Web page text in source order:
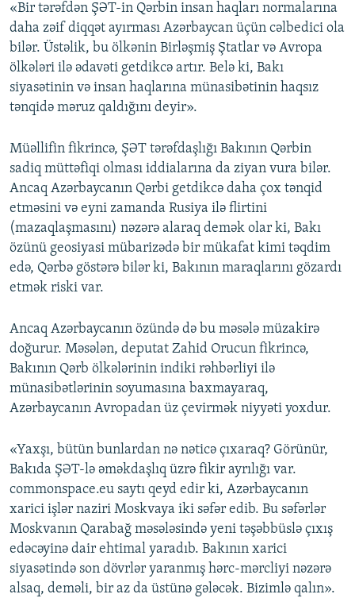
«Bir tərəfdən ŞƏT-in Qərbin insan haqları normalarına
daha zəif diqqət ayırması Azərbaycan üçün cəlbedici ola
bilər. Üstəlik, bu ölkənin Birləşmiş Ştatlar və Avropa
ölkələri ilə ədavəti getdikcə artır. Belə ki, Bakı
siyasətinin və insan haqlarına münasibətinin haqsız
tənqidə məruz qaldığını deyir».
Müəllifin fikrincə, ŞƏT tərəfdaşlığı Bakının Qərbin
sadiq müttəfiqi olması iddialarına da ziyan vura bilər.
Ancaq Azərbaycanın Qərbi getdikcə daha çox tənqid
etməsini və eyni zamanda Rusiya ilə flirtini
(mazaqlaşmasını) nəzərə alaraq demək olar ki, Bakı
özünü geosiyasi mübarizədə bir mükafat kimi təqdim
edə, Qərbə göstərə bilər ki, Bakının maraqlarını gözardı
etmək riski var.
Ancaq Azərbaycanın özündə də bu məsələ müzakirə
doğurur. Məsələn, deputat Zahid Orucun fikrincə,
Bakının Qərb ölkələrinin indiki rəhbərliyi ilə
münasibətlərinin soyumasına baxmayaraq,
Azərbaycanın Avropadan üz çevirmək niyyəti yoxdur.
«Yaxşı, bütün bunlardan nə nəticə çıxaraq? Görünür,
Bakıda ŞƏT-lə əməkdaşlıq üzrə fikir ayrılığı var.
commonspace.eu saytı qeyd edir ki, Azərbaycanın
xarici işlər naziri Moskvaya iki səfər edib. Bu səfərlər
Moskvanın Qarabağ məsələsində yeni təşəbbüslə çıxış
edəcəyinə dair ehtimal yaradıb. Bakının xarici
siyasətində son dövrlər yaranmış hərc-mərcliyi nəzərə
alsaq, deməli, bir az da üstünə gələcək. Bizimlə qalın».